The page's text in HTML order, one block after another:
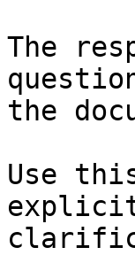
The
the
Use